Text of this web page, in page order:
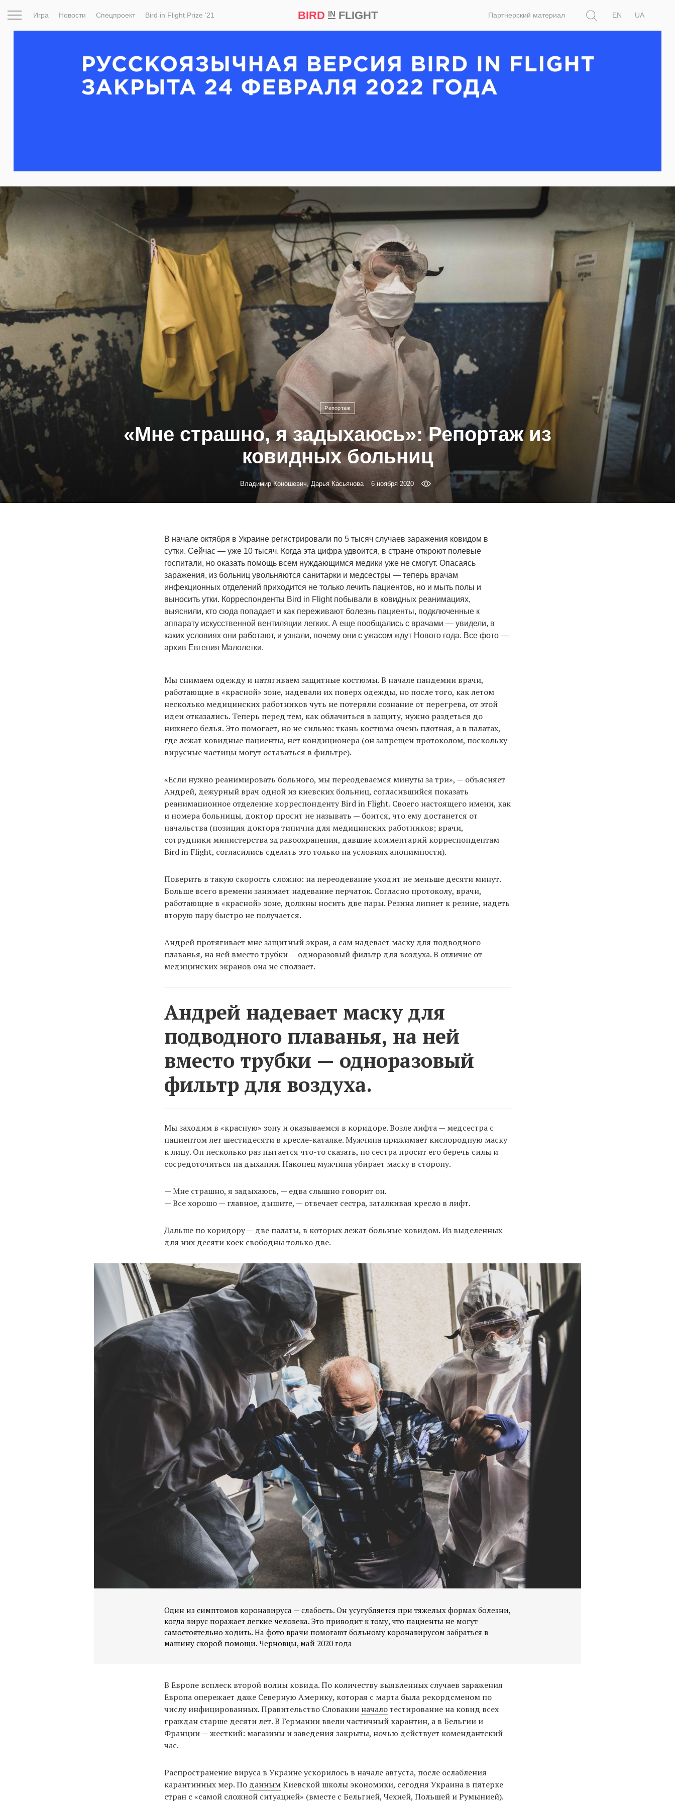
Игра Новости Спецпроект Bird in Flight Prize ‘21 BIRD INFLIGHT Партнерский материал
EN
UA
Репортаж
«Мне страшно, я задыхаюсь»: Репортаж из
ковидных больниц
Владимир Коношевич, Дарья Касьянова 6 ноября 2020
В начале октября в Украине регистрировали по 5 тысяч случаев заражения ковидом в
сутки. Сейчас — уже 10 тысяч. Когда эта цифра удвоится, в стране откроют полевые
госпитали, но оказать помощь всем нуждающимся медики уже не смогут. Опасаясь
заражения, из больниц увольняются санитарки и медсестры — теперь врачам
инфекционных отделений приходится не только лечить пациентов, но и мыть полы и
выносить утки. Корреспонденты Bird in Flight побывали в ковидных реанимациях,
выяснили, кто сюда попадает и как переживают болезнь пациенты, подключенные к
аппарату искусственной вентиляции легких. А еще пообщались с врачами — увидели, в
каких условиях они работают, и узнали, почему они с ужасом ждут Нового года. Все фото —
архив Евгения Малолетки.
Мы снимаем одежду и натягиваем защитные костюмы. В начале пандемии врачи,
работающие в «красной» зоне, надевали их поверх одежды, но после того, как летом
несколько медицинских работников чуть не потеряли сознание от перегрева, от этой
идеи отказались. Теперь перед тем, как облачиться в защиту, нужно раздеться до
нижнего белья. Это помогает, но не сильно: ткань костюма очень плотная, а в палатах,
где лежат ковидные пациенты, нет кондиционера (он запрещен протоколом, поскольку
вирусные частицы могут оставаться в фильтре).
«Если нужно реанимировать больного, мы переодеваемся минуты за три», — объясняет
Андрей, дежурный врач одной из киевских больниц, согласившийся показать
реанимационное отделение корреспонденту Bird in Flight. Своего настоящего имени, как
и номера больницы, доктор просит не называть — боится, что ему достанется от
начальства (позиция доктора типична для медицинских работников; врачи,
сотрудники министерства здравоохранения, давшие комментарий корреспондентам
Bird in Flight, согласились сделать это только на условиях анонимности).
Поверить в такую скорость сложно: на переодевание уходит не меньше десяти минут.
Больше всего времени занимает надевание перчаток. Согласно протоколу, врачи,
работающие в «красной» зоне, должны носить две пары. Резина липнет к резине, надеть
вторую пару быстро не получается.
Андрей протягивает мне защитный экран, а сам надевает маску для подводного
плаванья, на ней вместо трубки — одноразовый фильтр для воздуха. В отличие от
медицинских экранов она не сползает.
Андрей надевает маску для
подводного плаванья, на ней
вместо трубки — одноразовый
фильтр для воздуха.
Мы заходим в «красную» зону и оказываемся в коридоре. Возле лифта — медсестра с
пациентом лет шестидесяти в кресле-каталке. Мужчина прижимает кислородную маску
к лицу. Он несколько раз пытается что-то сказать, но сестра просит его беречь силы и
сосредоточиться на дыхании. Наконец мужчина убирает маску в сторону.
— Мне страшно, я задыхаюсь, — едва слышно говорит он.
— Все хорошо — главное, дышите, — отвечает сестра, заталкивая кресло в лифт.
Дальше по коридору — две палаты, в которых лежат больные ковидом. Из выделенных
для них десяти коек свободны только две.
Один из симптомов коронавируса — слабость. Он усугубляется при тяжелых формах болезни,
когда вирус поражает легкие человека. Это приводит к тому, что пациенты не могут
самостоятельно ходить. На фото врачи помогают больному коронавирусом забраться в
машину скорой помощи. Черновцы, май 2020 года
В Европе всплеск второй волны ковида. По количеству выявленных случаев заражения
Европа опережает даже Северную Америку, которая с марта была рекордсменом по
числу инфицированных. Правительство Словакии началотестирование на ковид всех
граждан старше десяти лет. В Германии ввели частичный карантин, а в Бельгии и
Франции — жесткий: магазины и заведения закрыты, ночью действует комендантский
час.
Распространение вируса в Украине ускорилось в начале августа, после ослабления
карантинных мер. По даннымКиевской школы экономики, сегодня Украина в пятерке
стран с «самой сложной ситуацией» (вместе с Бельгией, Чехией, Польшей и Румынией).